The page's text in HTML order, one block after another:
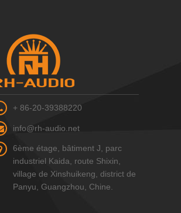
+ 86-20-39388220
info@rh-audio.net
6ème étage, bâtiment J, parc
industriel Kaida, route Shixin,
village de Xinshuikeng, district de
Panyu, Guangzhou, Chine.